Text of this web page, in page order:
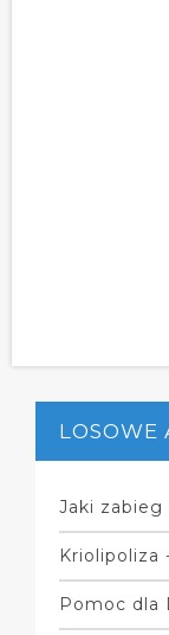
LOSOWE
Jaki zabieg
Kriolipoliza
Pomoc dla